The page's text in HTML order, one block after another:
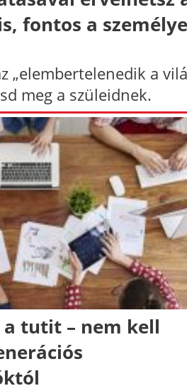
fontos a
„elembertelenedik a
meg a szüleidnek.
tutit – nem kell